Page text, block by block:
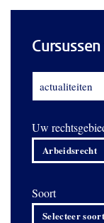
Uw
Arbeidsrecht
Soort
Selecteer